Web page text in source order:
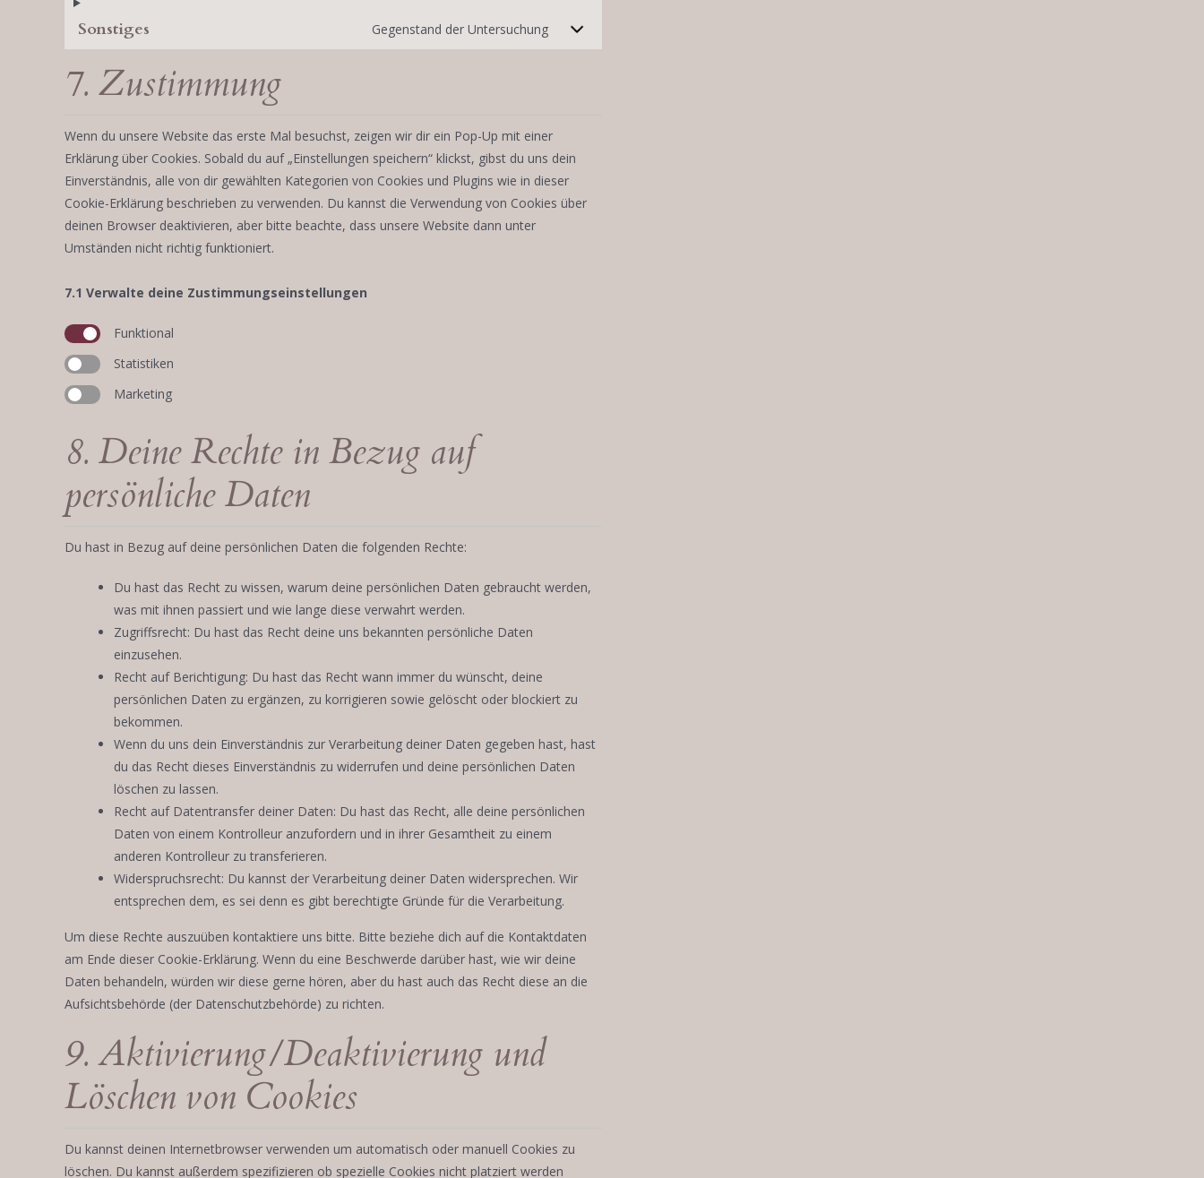
Sonstiges Gegenstand der Untersuchung
7. Zustimmung
Wenn du unsere Website das erste Mal besuchst, zeigen wir dir ein Pop-Up mit einer
Erklärung über Cookies. Sobald du auf „Einstellungen speichern“ klickst, gibst du uns dein
Einverständnis, alle von dir gewählten Kategorien von Cookies und Plugins wie in dieser
Cookie-Erklärung beschrieben zu verwenden. Du kannst die Verwendung von Cookies über
deinen Browser deaktivieren, aber bitte beachte, dass unsere Website dann unter
Umständen nicht richtig funktioniert.
7.1 Verwalte deine Zustimmungseinstellungen
Funktional
Statistiken
Marketing
8. Deine Rechte in Bezug auf
persönliche Daten
Du hast in Bezug auf deine persönlichen Daten die folgenden Rechte:
Du hast das Recht zu wissen, warum deine persönlichen Daten gebraucht werden,
was mit ihnen passiert und wie lange diese verwahrt werden.
Zugriffsrecht: Du hast das Recht deine uns bekannten persönliche Daten
einzusehen.
Recht auf Berichtigung: Du hast das Recht wann immer du wünscht, deine
persönlichen Daten zu ergänzen, zu korrigieren sowie gelöscht oder blockiert zu
bekommen.
Wenn du uns dein Einverständnis zur Verarbeitung deiner Daten gegeben hast, hast
du das Recht dieses Einverständnis zu widerrufen und deine persönlichen Daten
löschen zu lassen.
Recht auf Datentransfer deiner Daten: Du hast das Recht, alle deine persönlichen
Daten von einem Kontrolleur anzufordern und in ihrer Gesamtheit zu einem
anderen Kontrolleur zu transferieren.
Widerspruchsrecht: Du kannst der Verarbeitung deiner Daten widersprechen. Wir
entsprechen dem, es sei denn es gibt berechtigte Gründe für die Verarbeitung.
Um diese Rechte auszuüben kontaktiere uns bitte. Bitte beziehe dich auf die Kontaktdaten
am Ende dieser Cookie-Erklärung. Wenn du eine Beschwerde darüber hast, wie wir deine
Daten behandeln, würden wir diese gerne hören, aber du hast auch das Recht diese an die
Aufsichtsbehörde (der Datenschutzbehörde) zu richten.
9. Aktivierung/Deaktivierung und
Löschen von Cookies
Du kannst deinen Internetbrowser verwenden um automatisch oder manuell Cookies zu
löschen. Du kannst außerdem spezifizieren ob spezielle Cookies nicht platziert werden